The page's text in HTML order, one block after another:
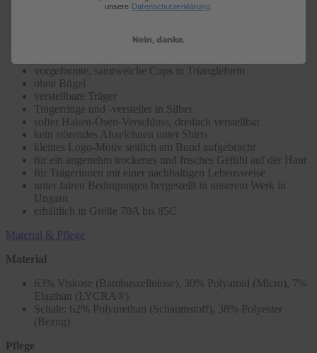
exotische Viskose-Polyamid-Mischung
vorgeformte, samtweiche Cups in Triangleform
ohne Bügel
verstellbare Träger
Trägerringe und -versteller in Silber
softer Haken-Ösen-Verschluss, dreifach verstellbar
kein störendes Abzeichnen unter Shirts
kleines Logo-Motiv seitlich am Bund aufgebracht
für ein angenehm trockenes und frisches Gefühl auf der Haut
für Trägerinnen mit einer nachhaltigen Lebensweise
unter fairen Bedingungen hergestellt in unserem Werk in
Ungarn
erhältlich in Größe 70A bis 85C
Material & Pflege
Material
63% Viskose (Bambuszellulose), 30% Polyamid (Micro), 7%
Elasthan (LYCRA®)
Schale: 62% Polyurethan (Schaumstoff), 38% Polyester
(Bezug)
Pflege
unsere Datenschutzerklärung.
Nein, danke.